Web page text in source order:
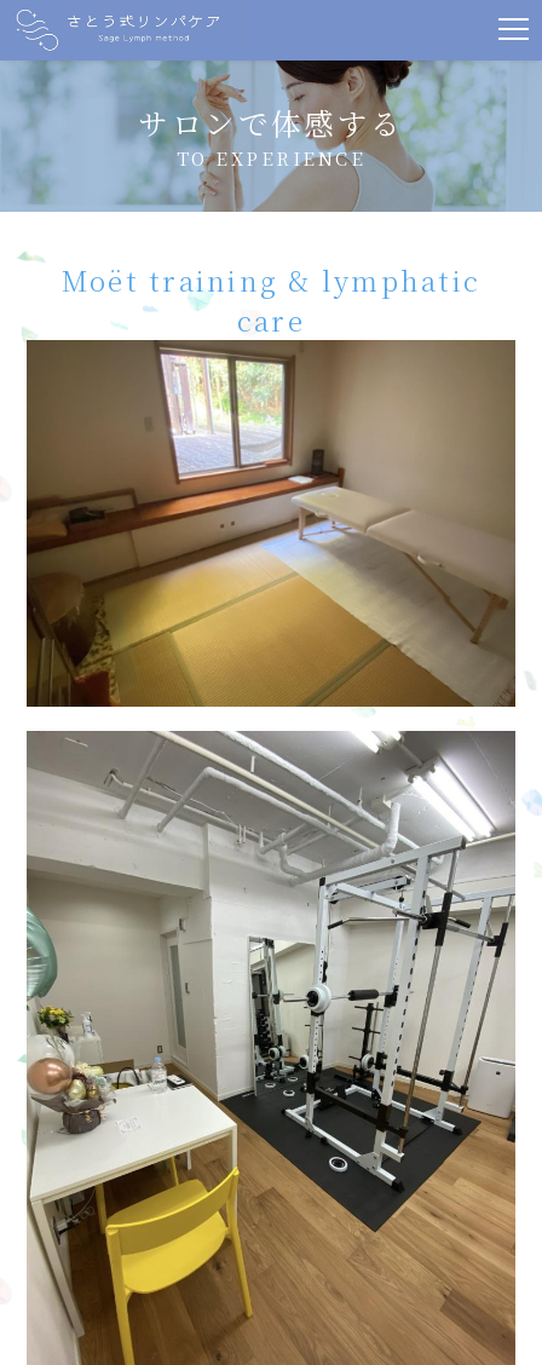
サロンで体感する
TO EXPERIENCE
Moët training & lymphatic
care